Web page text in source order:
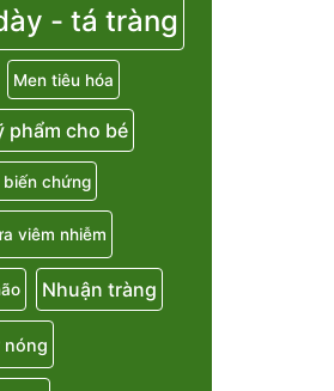
- tá tràng
Men tiêu hóa
phẩm cho bé
biến chứng
viêm nhiễm
Nhuận tràng
nóng